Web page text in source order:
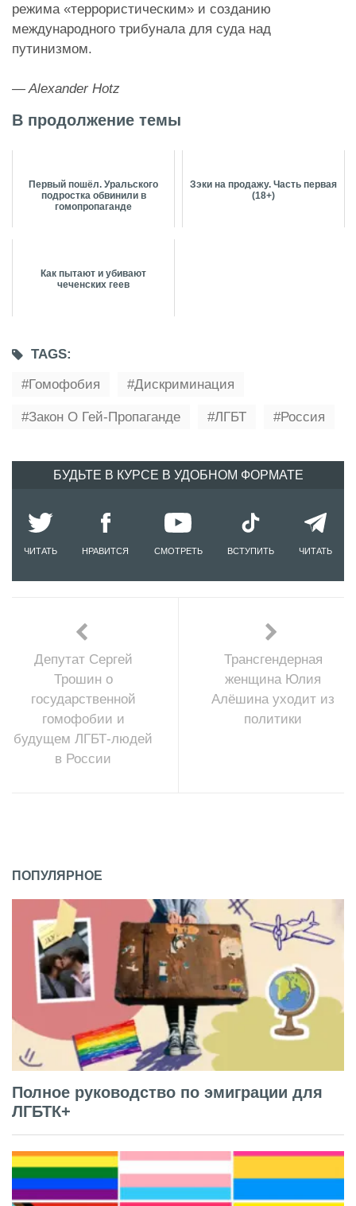
режима «террористическим» и созданию
международного трибунала для суда над
путинизмом.
— Alexander Hotz
В продолжение темы
Первый пошёл. Уральского
подростка обвинили в
гомопропаганде
Зэки на продажу. Часть первая
(18+)
Как пытают и убивают
чеченских геев
TAGS:
Гомофобия
Дискриминация
Закон О Гей-Пропаганде ЛГБТ Россия
БУДЬТЕ В КУРСЕ В УДОБНОМ ФОРМАТЕ
ЧИТАТЬ НРАВИТСЯ СМОТРЕТЬ ВСТУПИТЬ ЧИТАТЬ
Депутат Сергей
Трошин о
государственной
гомофобии и
будущем ЛГБТ-людей
в России
Трансгендерная
женщина Юлия
Алёшина уходит из
политики
ПОПУЛЯРНОЕ
Полное руководство по эмиграции для
ЛГБТК+